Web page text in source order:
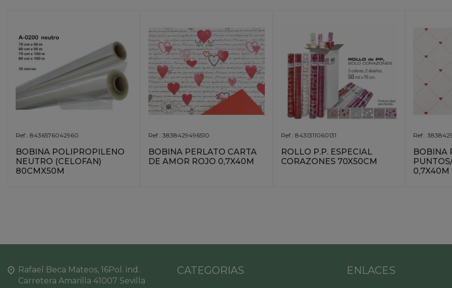
Ref.: 8436576042960
BOBINA POLIPROPILENO
NEUTRO (CELOFAN)
80CMX50M
Ref.: 3838429496510
BOBINA PERLATO CARTA
DE AMOR ROJO 0,7X40M
Ref.: 8431311060131
ROLLO P.P. ESPECIAL
CORAZONES 70X50CM
Ref.:
BOBINA
0,7X40M
Rafael Beca Mateos, 16Pol. ind.
Carretera Amarilla 41007 Sevilla
CATEGORIAS ENLACES